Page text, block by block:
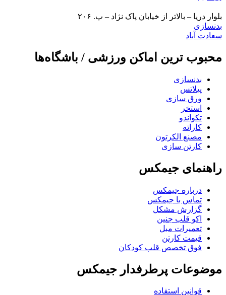
بلوار دریا – بالاتر از خیابان پاک نژاد – پ. ۲۰۶
بدنسازی
سعادت آباد
محبوب ترین اماکن ورزشی / باشگاه‌ها
بدنسازی
پیلاتس
ورق سازی
استخر
تکواندو
کاراته
مصنع الکرتون
کارتن سازی
راهنمای جیمکس
درباره جیمکس
تماس با جیمکس
گزارش مشکل
اکو قلب جنین
تعمیرات مبل
قیمت کارتن
فوق تخصص قلب کودکان
موضوعات پرطرفدار جیمکس
قوانین استفاده